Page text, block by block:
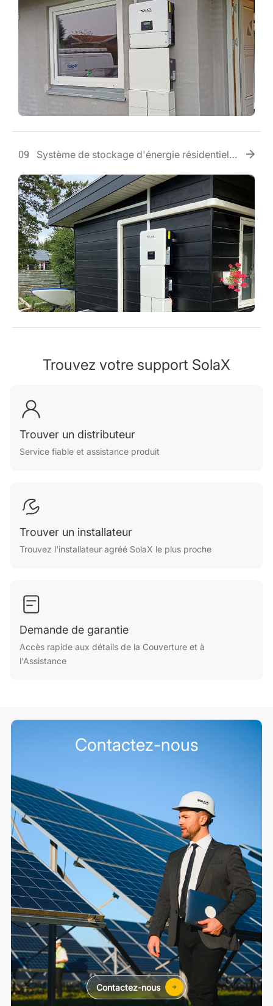
09
Système de stockage d'énergie résidentiel
Trouvez votre support SolaX
Trouver un distributeur
Service fiable et assistance produit
Trouver un installateur
Trouvez l'installateur agréé SolaX le plus proche
Demande de garantie
Accès rapide aux détails de la Couverture et à
l'Assistance
Contactez-nous
Contactez-nous